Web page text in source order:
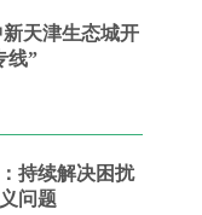
天津生态城开
线”
持续解决困扰
问题